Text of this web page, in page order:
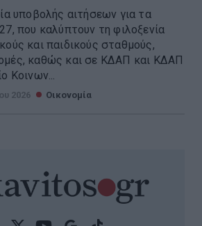
υποβολής αιτήσεων για τα
που καλύπτουν τη φιλοξενία
και παιδικούς σταθμούς,
καθώς και σε ΚΔΑΠ και ΚΔΑΠ
Κοινων...
2026 Οικονομία